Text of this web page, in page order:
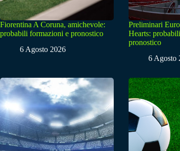
Fiorentina A Coruna, amichevole:
probabili formazioni e pronostico
6 Agosto 2026
Preliminari
Hearts:
pronostico
6 Agosto